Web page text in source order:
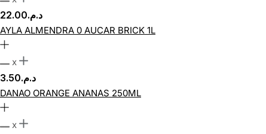
د.م.22.00
AYLA ALMENDRA 0 AUCAR BRICK 1L
x
د.م.3.50
DANAO ORANGE ANANAS 250ML
x